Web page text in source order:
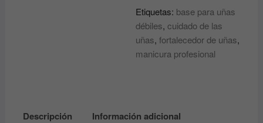
cantidad
Etiquetas: base para uñas
débiles,cuidado de las
uñas,fortalecedor de uñas,
manicura profesional
Descripción
Información adicional